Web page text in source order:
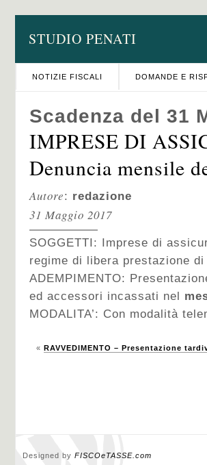
STUDIO PENATI
NOTIZIE FISCALI DOMANDE E
Scadenza del 31
IMPRESE DI
Denuncia mensile
Autore: redazione
31 Maggio 2017
SOGGETTI: Imprese di
regime di libera prestazione
ADEMPIMENTO:
ed accessori incassati nel
MODALITA’: Con modalità
« RAVVEDIMENTO – Presentazione
Designed by FISCOeTASSE.com